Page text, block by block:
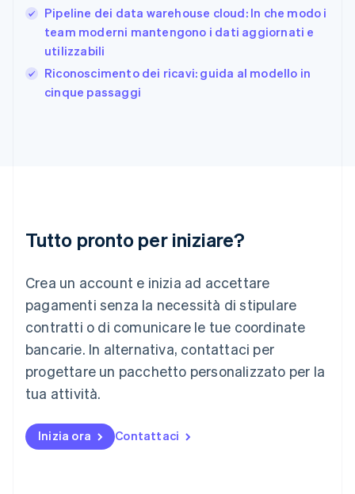
Pipeline dei data warehouse cloud: In che modo i
team moderni mantengono i dati aggiornati e
utilizzabili
Riconoscimento dei ricavi: guida al modello in
cinque passaggi
Tutto pronto per iniziare?
Crea un account e inizia ad accettare
pagamenti senza la necessità di stipulare
contratti o di comunicare le tue coordinate
bancarie. In alternativa, contattaci per
progettare un pacchetto personalizzato per la
tua attività.
Inizia ora Contattaci
English
Grecia
English
India
Irlanda
English
FrançaisDeutschEnglish
English简体中文
Malta
English
Messico
Español English
Norvegia
Nuova Zelanda
English
Paesi Bassi